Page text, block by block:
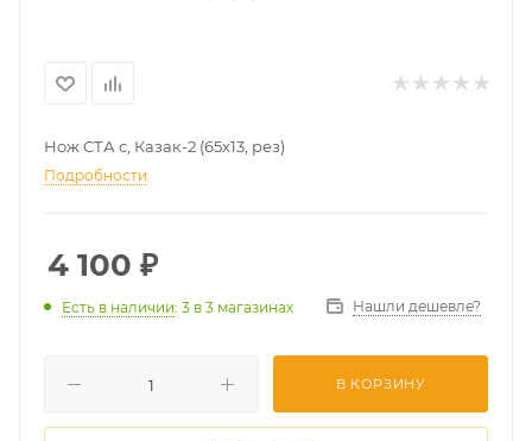
Нож СТА с, Казак-2 (65х13, рез)
Подробности
4 100 ₽
Есть в наличии: 3 в 3 магазинах Нашли дешевле?
В КОРЗИНУ